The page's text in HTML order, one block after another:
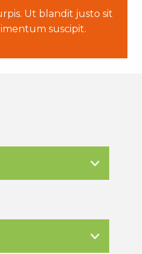
Ut blandit justo sit
suscipit.